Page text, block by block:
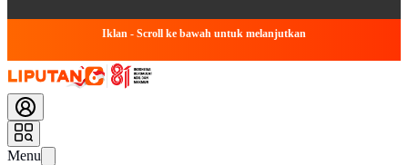
Iklan - Scroll ke bawah untuk melanjutkan
Menu